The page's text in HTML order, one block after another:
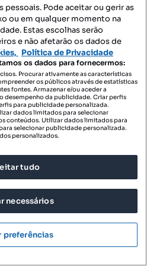
€/m²
pessoais. Pode aceitar ou gerir as
ou em qualquer momento na
Estas escolhas serão
e não afetarão os dados de
Política de Privacidade
os dados para fornecermos:
Procurar ativamente as características
os públicos através de estatísticas
fontes. Armazenar e/ou aceder a
desempenho da publicidade. Criar perfis
para publicidade personalizada.
dados limitados para selecionar
conteúdos. Utilizar dados limitados para
selecionar publicidade personalizada.
personalizados.
tudo
necessários
preferências